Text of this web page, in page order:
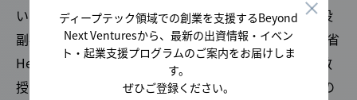
いながらAI医療機器開発のアイリスを共同創業し取締役
副社長CSO。厚生労働省医療ベンチャー支援/経済産業省
Healthcare Innovation Hubアドバイザー、大学客員教
授や非常勤講師、上場企業の社外取締役、学会や行政の
ディープテック領域での創業を支援するBeyond
Next Venturesから、最新の出資情報・イベン
ト・起業支援プログラムのご案内をお届けしま
す。
ぜひご登録ください。